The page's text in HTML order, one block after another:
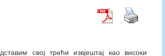
свој трећи извјештај као високи